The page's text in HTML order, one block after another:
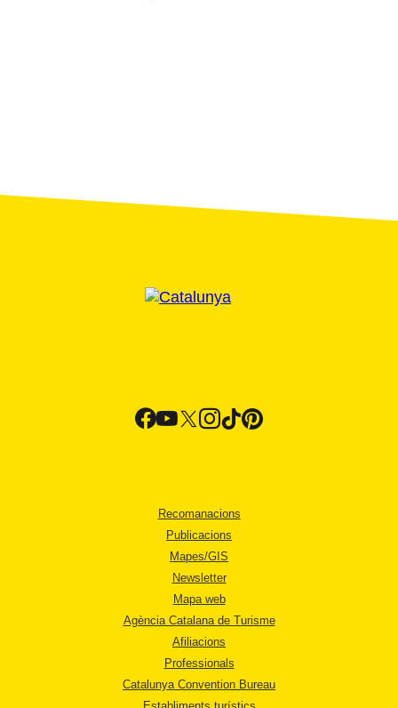
Recomanacions
Publicacions
Mapes/GIS
Newsletter
Mapa web
Agència Catalana de Turisme
Afiliacions
Professionals
Catalunya Convention Bureau